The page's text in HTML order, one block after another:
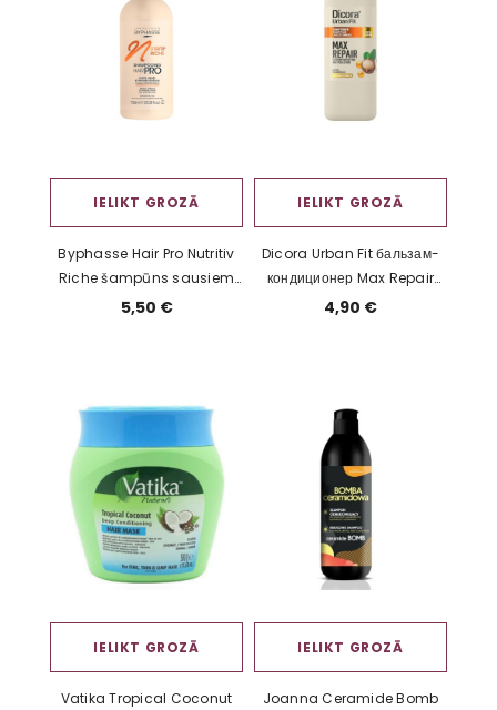
IELIKT GROZĀ
Byphasse Hair Pro Nutritiv
Riche šampūns sausiem
matiem 750 ml
5,50 €
IELIKT GROZĀ
Dicora Urban Fit бальзам-
кондиционер Max Repair
400 мл – для повреждённых
4,90 €
IELIKT GROZĀ
Vatika Tropical Coconut
IELIKT GROZĀ
Joanna Ceramide Bomb